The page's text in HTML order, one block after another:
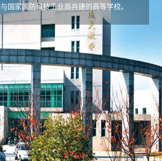
国家国防科技工业局共建的高等学校。